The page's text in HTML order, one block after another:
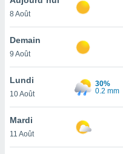
et
»,
au
vous
qu'ils
ou
8 Août
Demain
9 Août
Lundi
10 Août
30%
0.2 mm
Mardi
11 Août